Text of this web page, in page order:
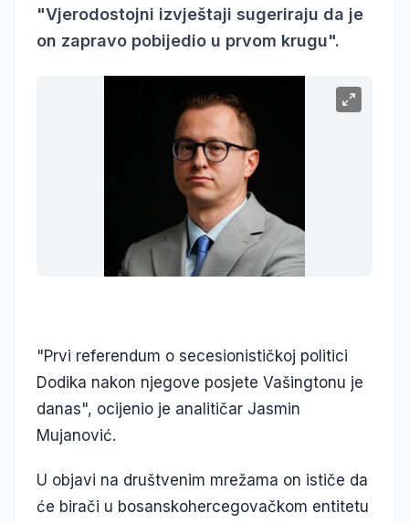
"Vjerodostojni izvještaji sugeriraju da je
on zapravo pobijedio u prvom krugu".
"Prvi referendum o secesionističkoj politici
Dodika nakon njegove posjete Vašingtonu je
danas", ocijenio je analitičar Jasmin
Mujanović.
U objavi na društvenim mrežama on ističe da
će birači u bosanskohercegovačkom entitetu